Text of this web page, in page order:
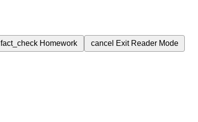
fact_check Homework cancel Exit Reader Mode